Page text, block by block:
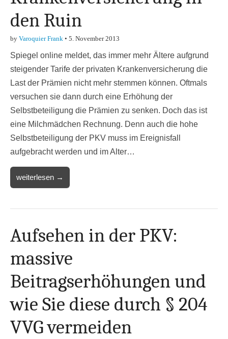
den Ruin
by Varoquier Frank • 5. November 2013
Spiegel online meldet, das immer mehr Ältere aufgrund
steigender Tarife der privaten Krankenversicherung die
Last der Prämien nicht mehr stemmen können. Oftmals
versuchen sie dann durch eine Erhöhung der
Selbstbeteiligung die Prämien zu senken. Doch das ist
eine Milchmädchen Rechnung. Denn auch die hohe
Selbstbeteiligung der PKV muss im Ereignisfall
aufgebracht werden und im Alter…
weiterlesen →
Aufsehen in der PKV:
massive
Beitragserhöhungen und
wie Sie diese durch § 204
VVG vermeiden